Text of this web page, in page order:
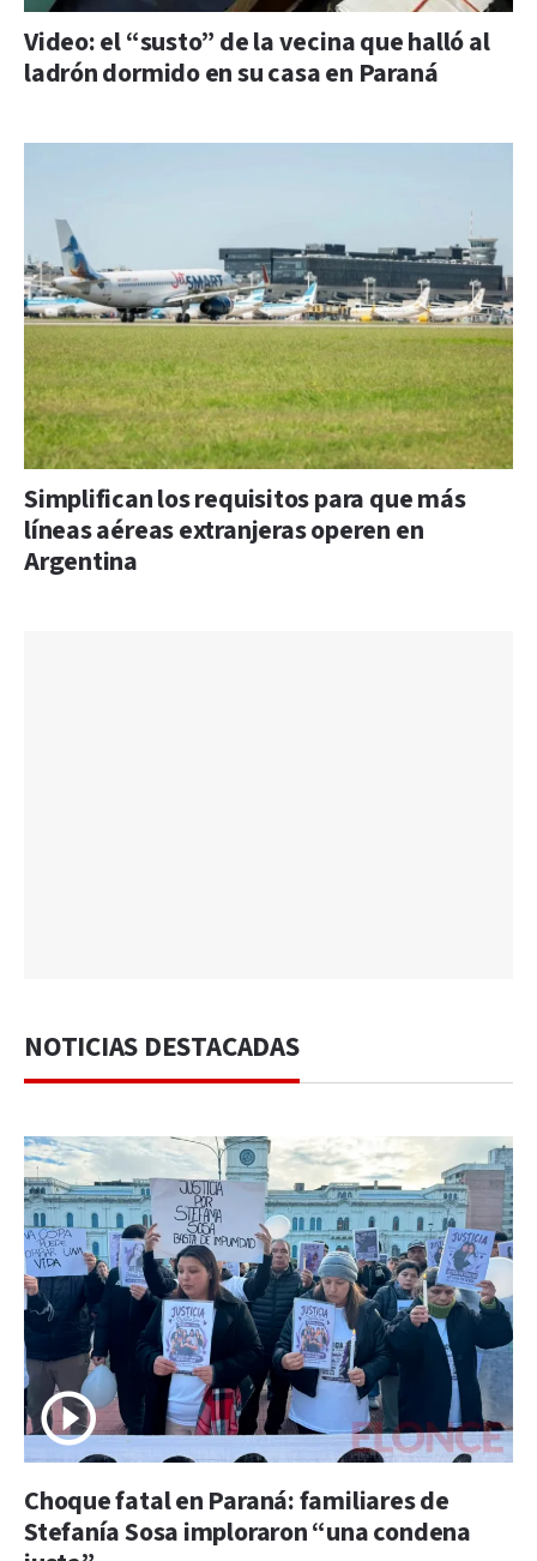
Video: el “susto” de la vecina que halló al
ladrón dormido en su casa en Paraná
Simplifican los requisitos para que más
líneas aéreas extranjeras operen en
Argentina
NOTICIAS DESTACADAS
Choque fatal en Paraná: familiares de
Stefanía Sosa imploraron “una condena